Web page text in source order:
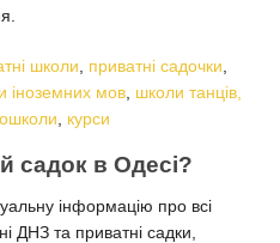
школи приватні садочки
іноземних мов школи танців,
курси
садок в Одесі?
інформацію про всі
ДНЗ та приватні садки,